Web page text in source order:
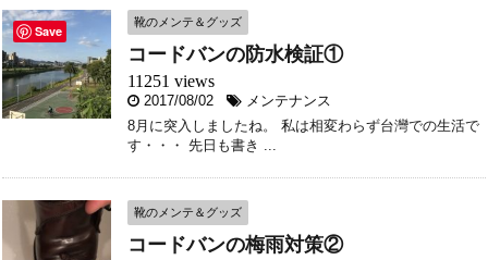
靴のメンテ＆グッズ
コードバンの防水検証①
11251 views
2017/08/02
メンテナンス
8月に突入しましたね。 私は相変わらず台灣での生活で
す・・・ 先日も書き ...
靴のメンテ＆グッズ
コードバンの梅雨対策②
Save